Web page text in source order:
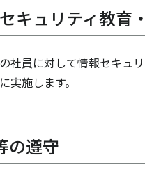
キュリティ教育
社員に対して情報セキュ
実施します。
の遵守